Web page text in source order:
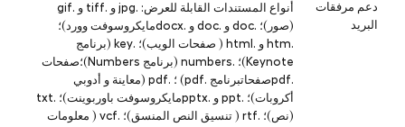
دعم مرفقات
البريد
أنواع المستندات القابلة للعرض: .jpg و .tiff و .gif
(صور)؛ .doc و .doc و .docxمايكروسوفت وورد)؛
.htm و .html ( صفحات الويب)؛ .key (برنامج
Keynote)؛ .numbers (برنامج Numbers)؛صفحات
.pdfصفحاتبرنامج .pdf) ؛ .pdf (معاينة و أدوبي
أكروبات)؛ .ppt و .pptxمايكروسوفت باوربوينت)؛ .txt
(نص)؛ .rtf ( تنسيق النص المنسق)؛ .vcf ( معلومات